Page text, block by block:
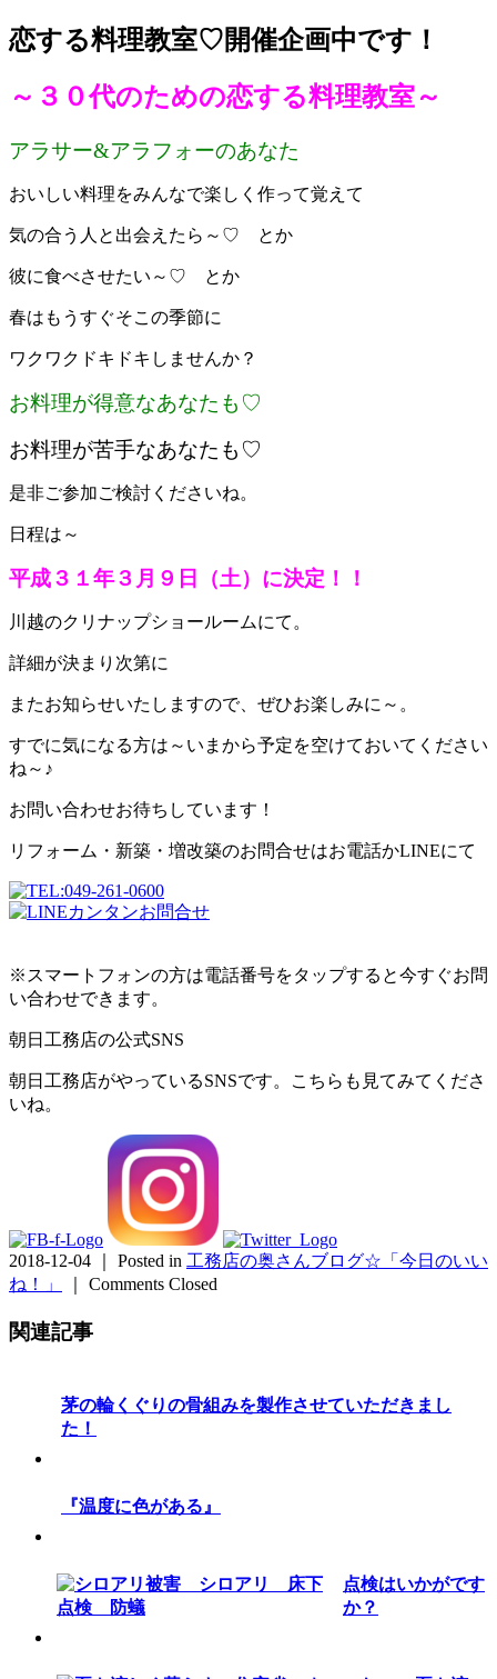
恋する料理教室♡開催企画中です！
～３０代のための恋する料理教室～
アラサー&アラフォーのあなた
おいしい料理をみんなで楽しく作って覚えて
気の合う人と出会えたら～♡ とか
彼に食べさせたい～♡ とか
春はもうすぐそこの季節に
ワクワクドキドキしませんか？
お料理が得意なあなたも♡
お料理が苦手なあなたも♡
是非ご参加ご検討くださいね。
日程は～
平成３１年３月９日（土）に決定！！
川越のクリナップショールームにて。
詳細が決まり次第に
またお知らせいたしますので、ぜひお楽しみに～。
すでに気になる方は～いまから予定を空けておいてください
ね～♪
お問い合わせお待ちしています！
リフォーム・新築・増改築のお問合せはお電話かLINEにて
※スマートフォンの方は電話番号をタップすると今すぐお問
い合わせできます。
朝日工務店の公式SNS
朝日工務店がやっているSNSです。こちらも見てみてくださ
いね。
2018-12-04 ｜ Posted in 工務店の奥さんブログ☆「今日のいい
ね！」
Comments Closed
関連記事
茅の輪くぐりの骨組みを製作させていただきまし
た！
『温度に色がある』
点検はいかがです
か？